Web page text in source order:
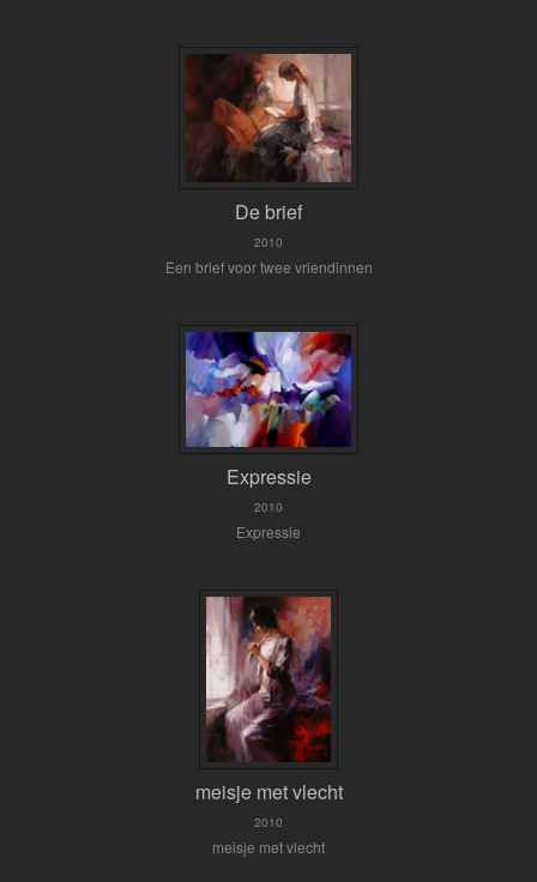
De brief
2010
Een brief voor twee vriendinnen
Expressie
2010
Expressie
meisje met vlecht
2010
meisje met vlecht